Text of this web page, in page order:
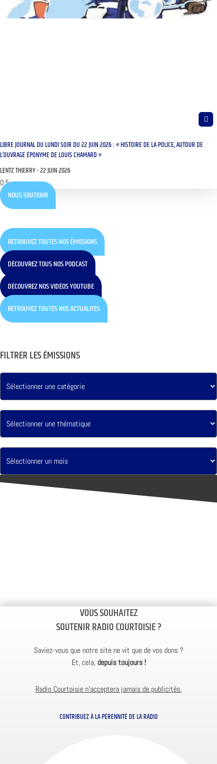
LIBRE JOURNAL DU LUNDI SOIR DU 22 JUIN 2026 : « HISTOIRE DE LA POLICE, AUTOUR DE
L’OUVRAGE ÉPONYME DE LOUIS CHAMARD »
LENTZ THIERRY 22 JUIN 2026
NOUS SOUTENIR
RETROUVEZ TOUTES NOS ÉMISSIONS
DÉCOUVREZ TOUS NOS PODCAST
DÉCOUVREZ NOS VIDÉOS YOUTUBE
RETROUVEZ TOUTES NOS ACTUALITÉS
FILTRER LES ÉMISSIONS
VOUS SOUHAITEZ
SOUTENIR RADIO COURTOISIE ?
Saviez-vous que notre site ne vit que de vos dons ?
Et, cela, depuis toujours !
Radio Courtoisie n’acceptera jamais de publicités.
CONTRIBUEZ À LA PÉRENNITÉ DE LA RADIO